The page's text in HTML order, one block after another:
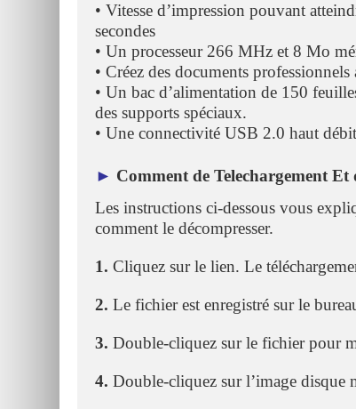
• Vitesse d’impression pouvant
secondes
• Un processeur 266 MHz et 8 Mo
• Créez des documents
• Un bac d’alimentation de 150
des supports spéciaux.
• Une connectivité USB 2.0 haut débit
► Comment de Telechargement
Les instructions ci-dessous vous
comment le décompresser.
1. Cliquez sur le lien. Le
2. Le fichier est enregistré sur le
3. Double-cliquez sur le fichier pour
4. Double-cliquez sur l’image disque